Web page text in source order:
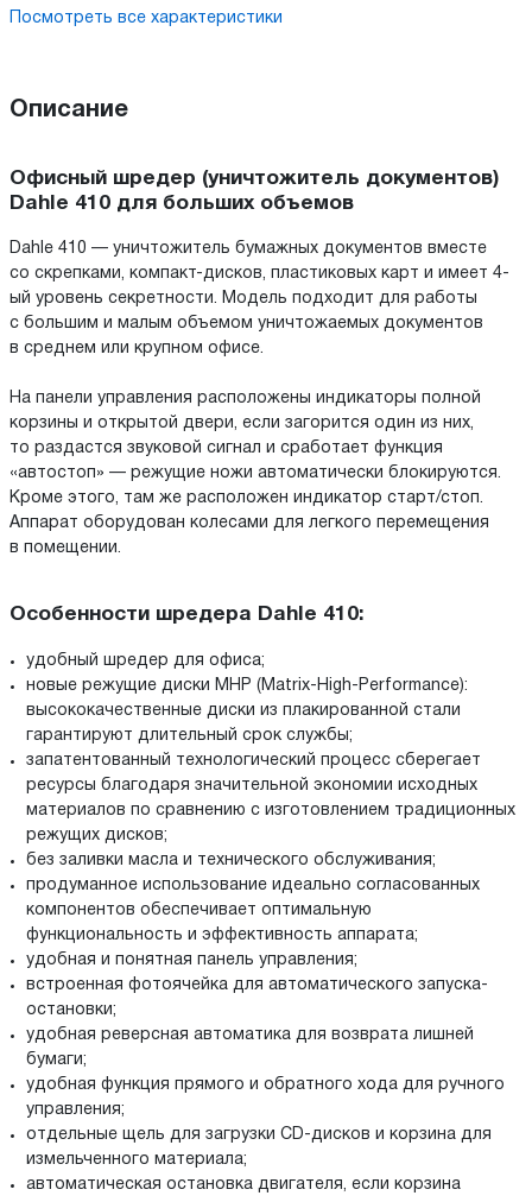
Посмотреть все характеристики
Описание
Офисный шредер (уничтожитель документов)
Dahle 410 для больших объемов
Dahle 410 — уничтожитель бумажных документов вместе
со скрепками, компакт-дисков, пластиковых карт и имеет 4-
ый уровень секретности. Модель подходит для работы
с большим и малым объемом уничтожаемых документов
в среднем или крупном офисе.
На панели управления расположены индикаторы полной
корзины и открытой двери, если загорится один из них,
то раздастся звуковой сигнал и сработает функция
«автостоп» — режущие ножи автоматически блокируются.
Кроме этого, там же расположен индикатор старт/стоп.
Аппарат оборудован колесами для легкого перемещения
в помещении.
Особенности шредера Dahle 410:
удобный шредер для офиса;
новые режущие диски MHP (Matrix-High-Performance):
высококачественные диски из плакированной стали
гарантируют длительный срок службы;
запатентованный технологический процесс сберегает
ресурсы благодаря значительной экономии исходных
материалов по сравнению с изготовлением традиционных
режущих дисков;
без заливки масла и технического обслуживания;
продуманное использование идеально согласованных
компонентов обеспечивает оптимальную
функциональность и эффективность аппарата;
удобная и понятная панель управления;
встроенная фотоячейка для автоматического запуска-
остановки;
удобная реверсная автоматика для возврата лишней
бумаги;
удобная функция прямого и обратного хода для ручного
управления;
отдельные щель для загрузки CD-дисков и корзина для
измельченного материала;
автоматическая остановка двигателя, если корзина